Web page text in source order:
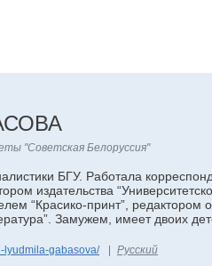
"Советская Белоруссия"
БГУ. Работала
издательства
“Красико-принт”, редактором
Замужем, имеет двоих
lyudmila-gabasova/ Русский